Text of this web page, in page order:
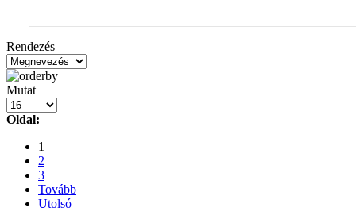
Rendezés
Mutat
Oldal:
1
2
3
Tovább
Utolsó